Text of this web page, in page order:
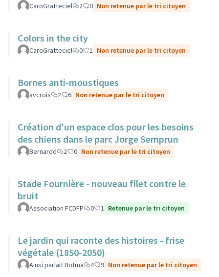
CaroGratteciel 2 0 Non retenue par le tri citoyen
Colors in the city
CaroGratteciel 0 1 Non retenue par le tri citoyen
Bornes anti-moustiques
avcrois 2 6 Non retenue par le tri citoyen
Création d'un espace clos pour les besoins
des chiens dans le parc Jorge Semprun
Bernardd 2 0 Non retenue par le tri citoyen
Stade Fournière - nouveau filet contre le
bruit
Association FCDFP 0 1 Retenue par le tri citoyen
Le jardin qui raconte des histoires - frise
végétale (1850-2050)
Ainsi parlait Botma 4 9 Non retenue par le tri citoyen